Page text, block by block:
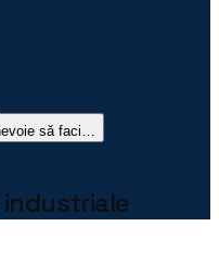
să faci…